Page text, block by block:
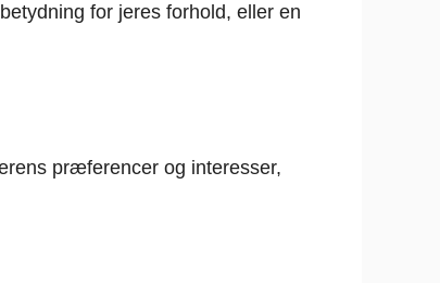
for jeres forhold, eller en
præferencer og interesser,